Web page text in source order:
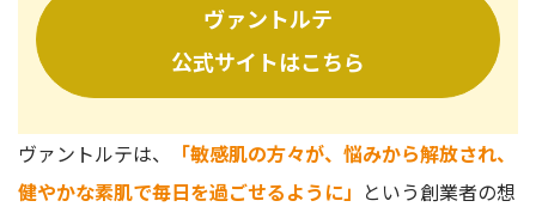
ヴァントルテ
公式サイトはこちら
ヴァントルテは、
「敏感肌の方々が、悩みから解放され、
健やかな素肌で毎日を過ごせるように」 という創業者の想